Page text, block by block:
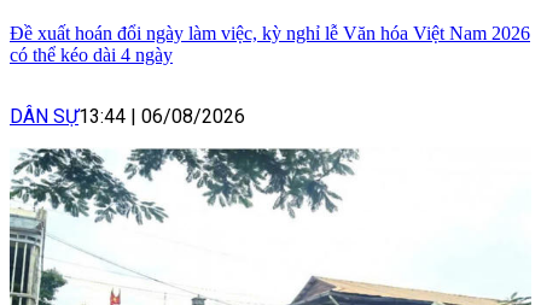
Đề xuất hoán đổi ngày làm việc, kỳ nghỉ lễ Văn hóa Việt Nam 2026
có thể kéo dài 4 ngày
DÂN SỰ13:44 | 06/08/2026